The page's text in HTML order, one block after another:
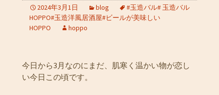
2024年3月1日 blog
#玉造バル# 玉造バル
HOPPO#玉造洋風居酒屋#ビールが美味しい
HOPPO
hoppo
今日から3月なのにまだ、肌寒く温かい物が恋し
い今日この頃です。